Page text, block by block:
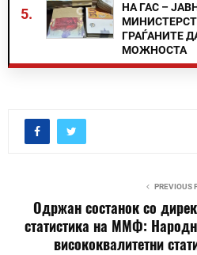
5.
НА ГАС –
ГРАЃАНИТЕ
МОЖНОСТА
PREVIOUS
Одржан состанок со
статистика на ММФ:
висококвалитетни